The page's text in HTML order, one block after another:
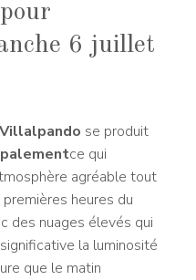
6 juillet
Villalpando se produit
ce qui
agréable tout
heures du
des nuages ​​élevés qui
la luminosité
que le matin